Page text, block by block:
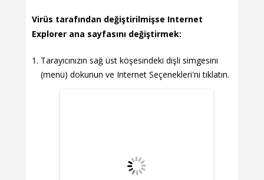
Virüs tarafından değiştirilmişse Internet
Explorer ana sayfasını değiştirmek:
Tarayıcınızın sağ üst köşesindeki dişli simgesini
(menü) dokunun ve Internet Seçenekleri'ni tıklatın.